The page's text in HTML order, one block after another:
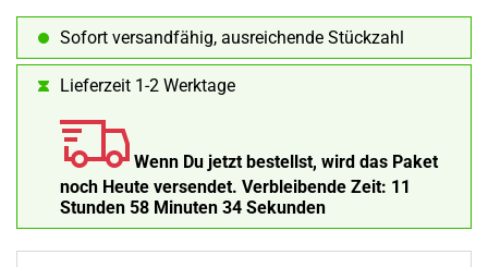
Sofort versandfähig, ausreichende Stückzahl
Lieferzeit 1-2 Werktage
Wenn Du jetzt bestellst, wird das Paket
noch Heute versendet. Verbleibende Zeit: 11
Stunden 58 Minuten 33 Sekunden